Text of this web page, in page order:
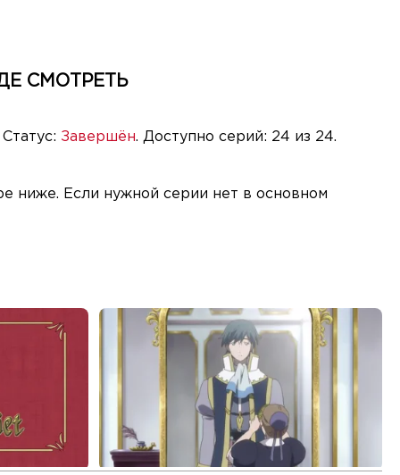
СМОТРЕТЬ
Завершён. Доступно серий: 24 из 24.
ниже. Если нужной серии нет в основном